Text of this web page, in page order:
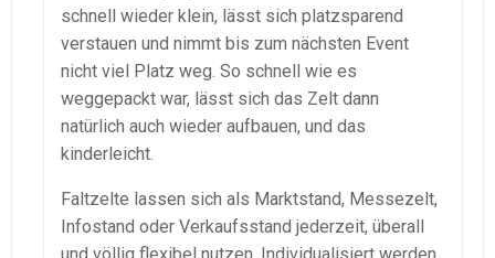
schnell wieder klein, lässt sich platzsparend
verstauen und nimmt bis zum nächsten Event
nicht viel Platz weg. So schnell wie es
weggepackt war, lässt sich das Zelt dann
natürlich auch wieder aufbauen, und das
kinderleicht.
Faltzelte lassen sich als Marktstand, Messezelt,
Infostand oder Verkaufsstand jederzeit, überall